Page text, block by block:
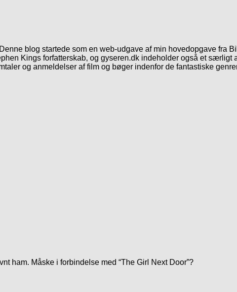
blog startede som en web-udgave af min hovedopgave fra
Kings forfatterskab, og gyseren.dk indeholder også et særligt
og anmeldelser af film og bøger indenfor de fantastiske
ham. Måske i forbindelse med “The Girl Next Door”?